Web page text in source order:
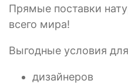
Прямые поставки
всего мира!
Выгодные условия
дизайнеров